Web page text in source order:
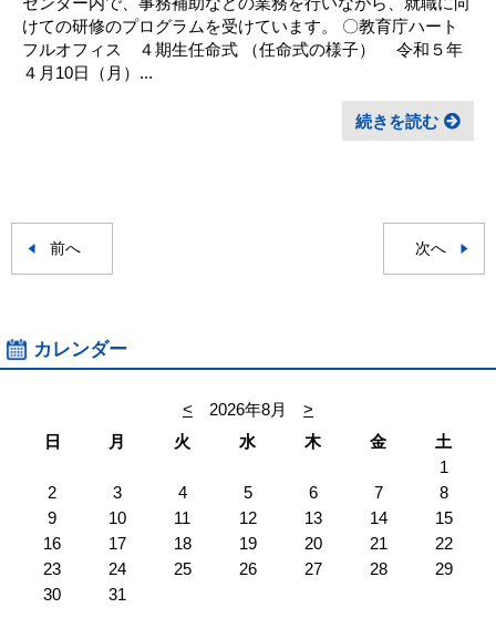
けての研修のプログラムを受けています。 〇教育庁ハート
フルオフィス ４期生任命式 （任命式の様子） 令和５年
４月10日（月）...
続きを読む
前へ 次へ
カレンダー
< 2026年8月
>
日
月 火 水 木 金
土
1
2
3 4 5 6 7
8
9
10 11 12 13 14
15
16
17 18 19 20 21
22
23
24 25 26 27 28
29
30
31